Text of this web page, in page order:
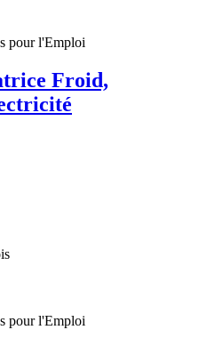
pour l'Emploi
Froid,
pour l'Emploi